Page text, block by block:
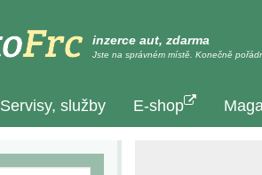
inzerce aut, zdarma
Jste na správném místě. Konečně
Servisy, služby E-shop